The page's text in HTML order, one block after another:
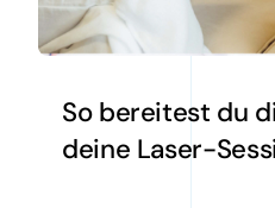
So bereitest du
deine Laser-